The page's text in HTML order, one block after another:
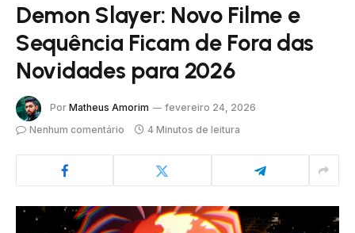
Demon Slayer: Novo Filme e
Sequência Ficam de Fora das
Novidades para 2026
Por Matheus Amorim
fevereiro 24, 2026
Nenhum comentário
4 Minutos de leitura